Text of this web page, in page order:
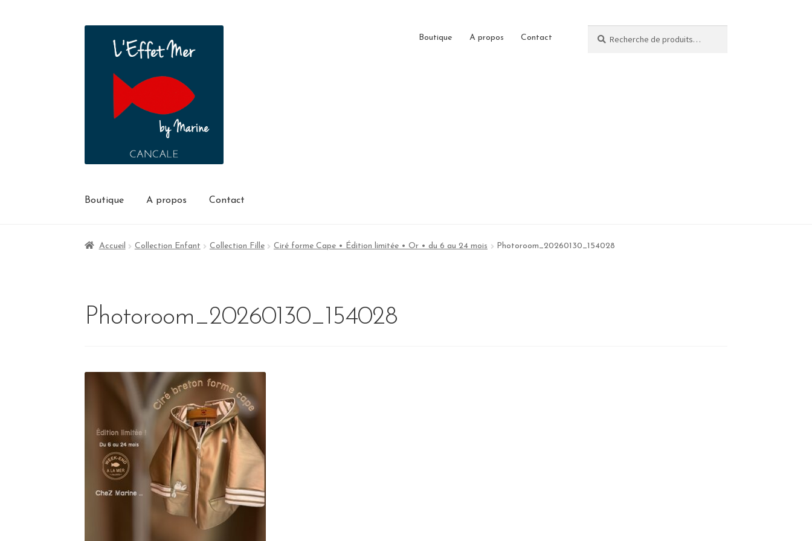
Boutique A propos Contact
Boutique A propos Contact
Accueil Collection Enfant Collection Fille Ciré forme Cape • Édition limitée • Or • du 6 au 24 mois Photoroom_20260130_154028
Photoroom_20260130_154028